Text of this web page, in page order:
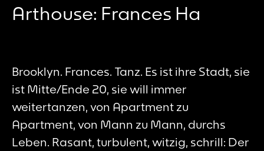
Arthouse: Frances Ha
Brooklyn. Frances. Tanz. Es ist ihre Stadt, sie
ist Mitte/Ende 20, sie will immer
weitertanzen, von Apartment zu
Apartment, von Mann zu Mann, durchs
Leben. Rasant, turbulent, witzig, schrill: Der